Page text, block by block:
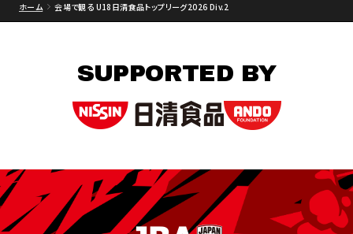
ホーム 会場で観る U18日清食品トップリーグ2026 Div.2
SUPPORTED BY